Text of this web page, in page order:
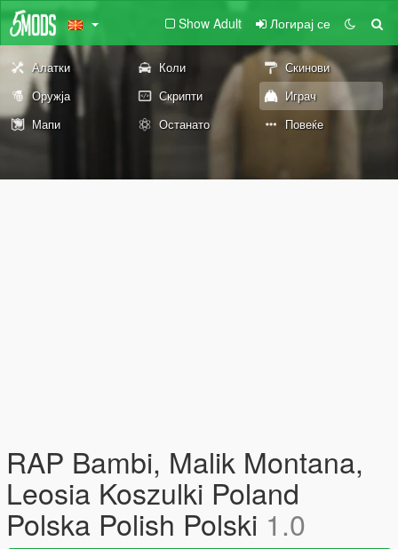
Show Adult Логирај се
Алатки Коли
Скинови
Оружја
Скрипти
Играч
Мапи
Останато Повеќе
RAP Bambi, Malik Montana,
Leosia Koszulki Poland
Polska Polish Polski 1.0